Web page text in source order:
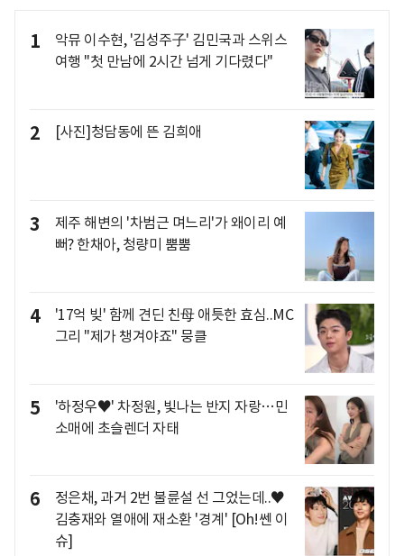
1
악뮤 이수현, '김성주子' 김민국과 스위스
여행 "첫 만남에 2시간 넘게 기다렸다"
2 [사진]청담동에 뜬 김희애
3
제주 해변의 '차범근 며느리'가 왜이리 예
뻐? 한채아, 청량미 뿜뿜
4
'17억 빚' 함께 견딘 친母 애틋한 효심..MC
그리 "제가 챙겨야죠" 뭉클
5
'하정우♥' 차정원, 빛나는 반지 자랑…민
소매에 초슬렌더 자태
6
정은채, 과거 2번 불륜설 선 그었는데..♥
김충재와 열애에 재소환 '경계' [Oh!쎈 이
슈]